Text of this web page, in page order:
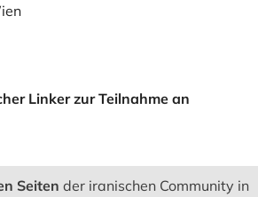
Linker zur Teilnahme an
Seiten der iranischen Community in